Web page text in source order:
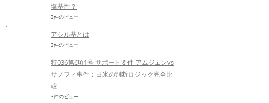
→
塩基性？
3件のビュー
アシル基とは
3件のビュー
特036第6項1号 サポート要件 アムジェンvs
サノフィ事件：日米の判断ロジック完全比
較
3件のビュー